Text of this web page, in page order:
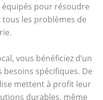
pour résoudre
les problèmes de
vous bénéficiez d’un
spécifiques. De
mettent à profit leur
durables, même